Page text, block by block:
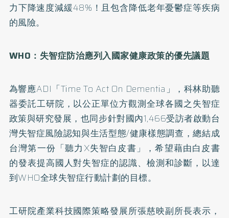
力下降速度減緩48%！且包含降低老年憂鬱症等疾病
的風險。
WHO ：失智症防治應列入國家健康政策的優先議題
為響應ADI「Time To Act On Dementia」，科林助聽
器委託工研院，以公正單位方觀測全球各國之失智症
政策與研究發展，也同步針對國內1,466受訪者啟動台
灣失智症風險認知與生活型態/健康樣態調查，總結成
台灣第一份「聽力X失智白皮書」，希望藉由白皮書
的發表提高國人對失智症的認識、檢測和診斷，以達
到WHO全球失智症行動計劃的目標。
工研院產業科技國際策略發展所張慈映副所長表示，